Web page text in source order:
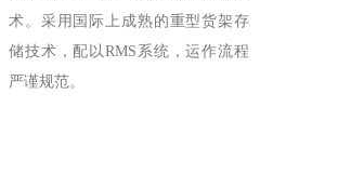
术。采用国际上成熟的重型货架存
储技术，配以RMS系统，运作流程
严谨规范。